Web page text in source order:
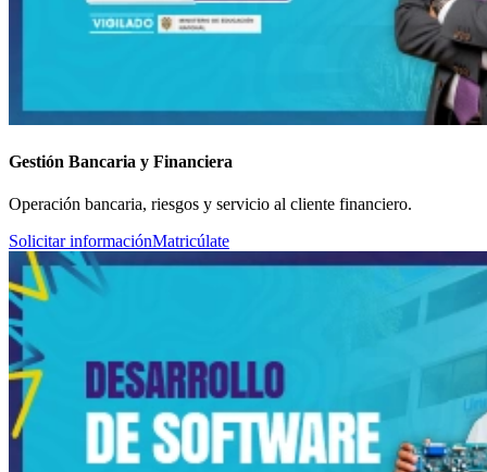
Gestión Bancaria y Financiera
Operación bancaria, riesgos y servicio al cliente financiero.
Solicitar informaciónMatricúlate